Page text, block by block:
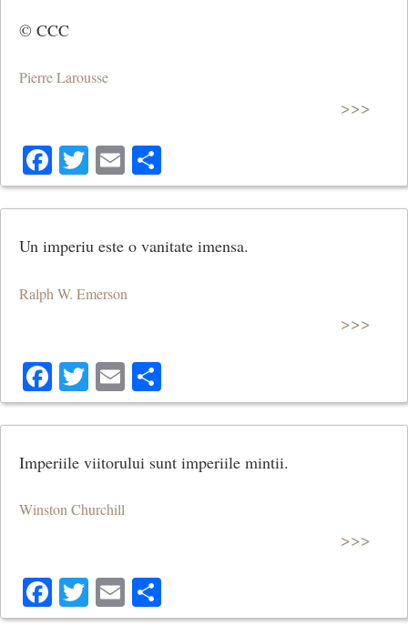
© CCC
Pierre Larousse
>>>
Facebook
Twitter
Email
Un imperiu este o vanitate imensa.
Ralph W. Emerson
>>>
Facebook
Twitter
Email
Imperiile viitorului sunt imperiile mintii.
Winston Churchill
>>>
Facebook
Twitter
Email